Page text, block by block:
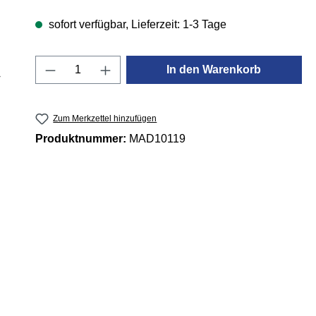
sofort verfügbar, Lieferzeit: 1-3 Tage
Produkt Anzahl: Gib den
In den Warenkorb
Zum Merkzettel hinzufügen
Produktnummer: MAD10119